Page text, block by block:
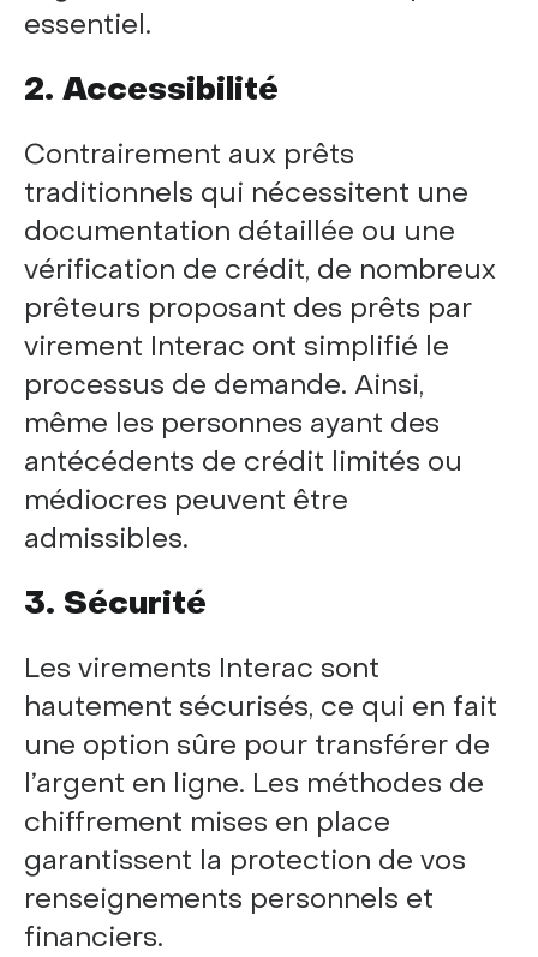
essentiel.
2. Accessibilité
Contrairement aux prêts
traditionnels qui nécessitent une
documentation détaillée ou une
vérification de crédit, de nombreux
prêteurs proposant des prêts par
virement Interac ont simplifié le
processus de demande. Ainsi,
même les personnes ayant des
antécédents de crédit limités ou
médiocres peuvent être
admissibles.
3. Sécurité
Les virements Interac sont
hautement sécurisés, ce qui en fait
une option sûre pour transférer de
l’argent en ligne. Les méthodes de
chiffrement mises en place
garantissent la protection de vos
renseignements personnels et
financiers.